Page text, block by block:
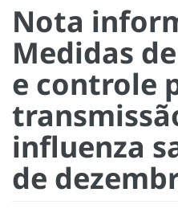
Nota
Medidas
e controle
influenza
de